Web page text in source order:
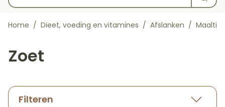
Home / Dieet, voeding en vitamines / Afslanken /
Zoet
Filteren